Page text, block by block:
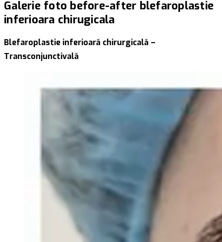
Galerie foto before-after blefaroplastie
inferioara chirugicala
Blefaroplastie inferioară chirurgicală –
Transconjunctivală